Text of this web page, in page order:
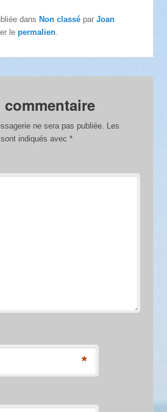
dansNon classé parJoan
lepermalien
ne sera pas publiée. Les
indiqués avec*
*